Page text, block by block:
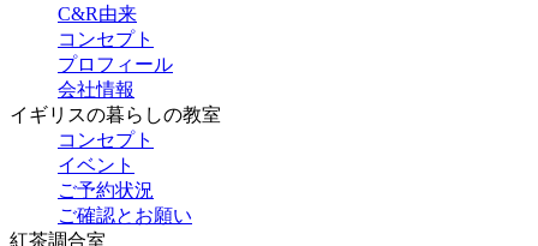
C&R由来
コンセプト
プロフィール
会社情報
イギリスの暮らしの教室
コンセプト
イベント
ご予約状況
ご確認とお願い
紅茶調合室